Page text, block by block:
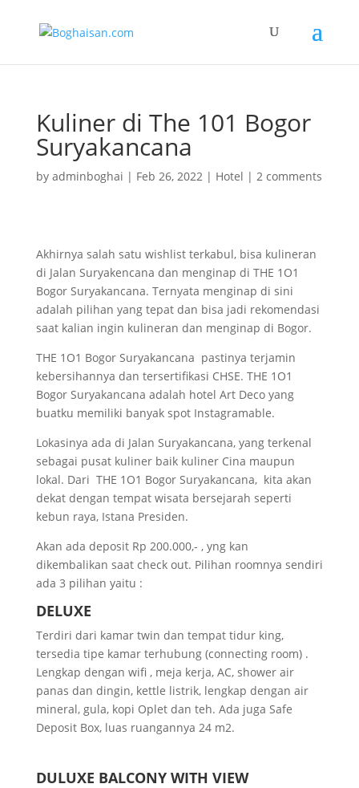
Kuliner di The 101 Bogor
Suryakancana
by adminboghai | Feb 26, 2022| Hotel | 2 comments
Akhirnya salah satu wishlist terkabul, bisa kulineran
di Jalan Suryakencana dan menginap di THE 1O1
Bogor Suryakancana. Ternyata menginap di sini
adalah pilihan yang tepat dan bisa jadi rekomendasi
saat kalian ingin kulineran dan menginap di Bogor.
THE 1O1 Bogor Suryakancana pastinya terjamin
kebersihannya dan tersertifikasi CHSE. THE 1O1
Bogor Suryakancana adalah hotel Art Deco yang
buatku memiliki banyak spot Instagramable.
Lokasinya ada di Jalan Suryakancana, yang terkenal
sebagai pusat kuliner baik kuliner Cina maupun
lokal. Dari THE 1O1 Bogor Suryakancana, kita akan
dekat dengan tempat wisata bersejarah seperti
kebun raya, Istana Presiden.
Akan ada deposit Rp 200.000,- , yng kan
dikembalikan saat check out. Pilihan roomnya sendiri
ada 3 pilihan yaitu :
DELUXE
Terdiri dari kamar twin dan tempat tidur king,
tersedia tipe kamar terhubung (connecting room) .
Lengkap dengan wifi , meja kerja, AC, shower air
panas dan dingin, kettle listrik, lengkap dengan air
mineral, gula, kopi Oplet dan teh. Ada juga Safe
Deposit Box, luas ruangannya 24 m2.
DULUXE BALCONY WITH VIEW